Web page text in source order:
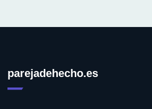
parejadehecho.es